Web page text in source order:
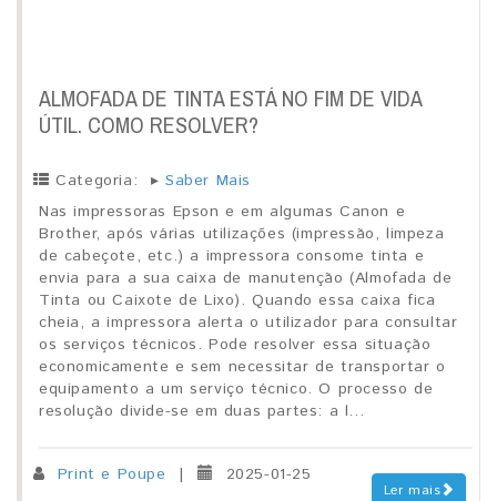
ALMOFADA DE TINTA ESTÁ NO FIM DE VIDA
ÚTIL. COMO RESOLVER?
Categoria: ▸Saber Mais
Nas impressoras Epson e em algumas Canon e
Brother, após várias utilizações (impressão, limpeza
de cabeçote, etc.) a impressora consome tinta e
envia para a sua caixa de manutenção (Almofada de
Tinta ou Caixote de Lixo). Quando essa caixa fica
cheia, a impressora alerta o utilizador para consultar
os serviços técnicos. Pode resolver essa situação
economicamente e sem necessitar de transportar o
equipamento a um serviço técnico. O processo de
resolução divide-se em duas partes: a l...
Print e Poupe | 2025-01-25
Ler mais